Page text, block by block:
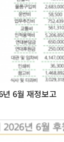
6월 재정보고